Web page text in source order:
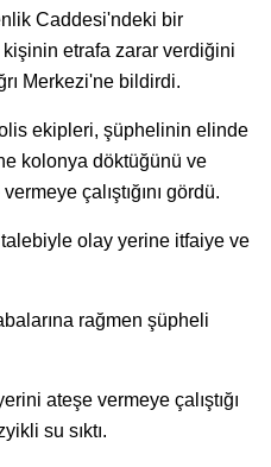
Caddesi'ndeki bir
etrafa zarar verdiğini
Merkezi'ne bildirdi.
ekipleri, şüphelinin elinde
kolonya döktüğünü ve
çalıştığını gördü.
olay yerine itfaiye ve
rağmen şüpheli
ateşe vermeye çalıştığı
su sıktı.